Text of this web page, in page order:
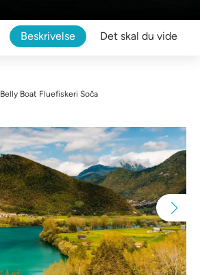
Beskrivelse Det skal du vide
Belly Boat Fluefiskeri Soča